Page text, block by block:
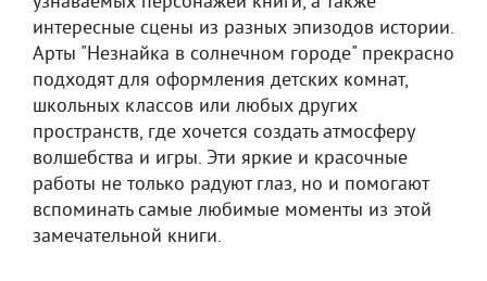
интересные сцены из разных эпизодов истории.
Арты "Незнайка в солнечном городе" прекрасно
подходят для оформления детских комнат,
школьных классов или любых других
пространств, где хочется создать атмосферу
волшебства и игры. Эти яркие и красочные
работы не только радуют глаз, но и помогают
вспоминать самые любимые моменты из этой
замечательной книги.